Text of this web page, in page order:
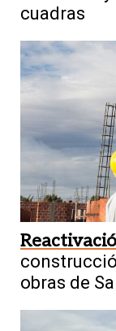
cuadras
obras de